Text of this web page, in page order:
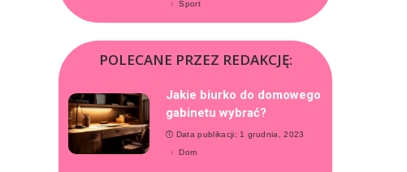
Sport
POLECANE PRZEZ REDAKCJĘ:
Jakie biurko do domowego
gabinetu wybrać?
Data publikacji: 1 grudnia, 2023
Dom